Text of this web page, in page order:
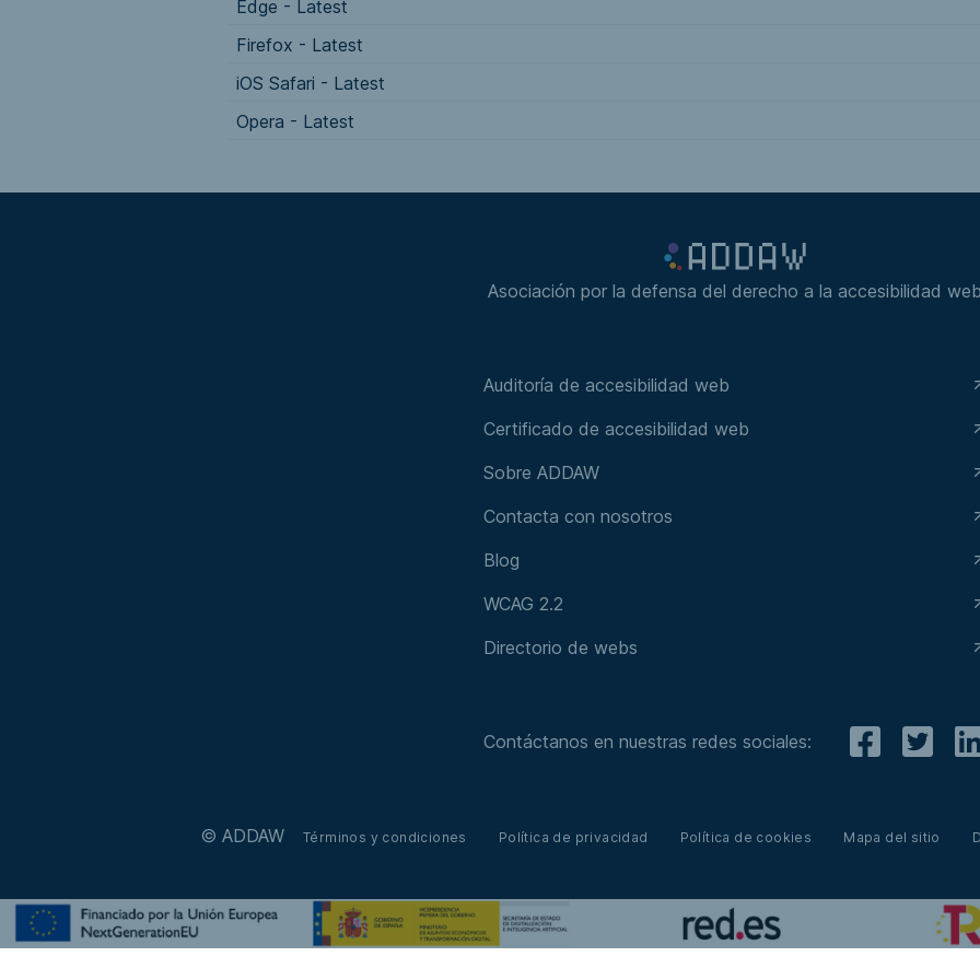
Edge - Latest
Firefox - Latest
iOS Safari - Latest
Opera - Latest
Asociación por la defensa del derecho a la accesibilidad
Auditoría de accesibilidad web
Certificado de accesibilidad web
Sobre ADDAW
Contacta con nosotros
Blog
WCAG 2.2
Directorio de webs
Contáctanos en nuestras redes sociales:
© ADDAW Términos y condiciones Política de privacidad Política de cookies Mapa del sitio